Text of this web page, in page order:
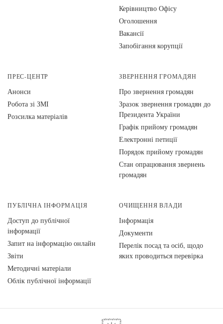
Керівництво Офісу
Оголошення
Вакансії
Запобігання корупції
ПРЕС-ЦЕНТР
Анонси
Робота зі ЗМІ
Розсилка матеріалів
ЗВЕРНЕННЯ ГРОМАДЯН
Про звернення громадян
Зразок звернення громадян до
Президента України
Графік прийому громадян
Електронні петиції
Порядок прийому громадян
Стан опрацювання звернень
громадян
ПУБЛІЧНА ІНФОРМАЦІЯ
Доступ до публічної
інформації
Запит на інформацію онлайн
Звіти
Методичні матеріали
Облік публічної інформації
ОЧИЩЕННЯ ВЛАДИ
Інформація
Документи
Перелік посад та осіб, щодо
яких проводиться перевірка